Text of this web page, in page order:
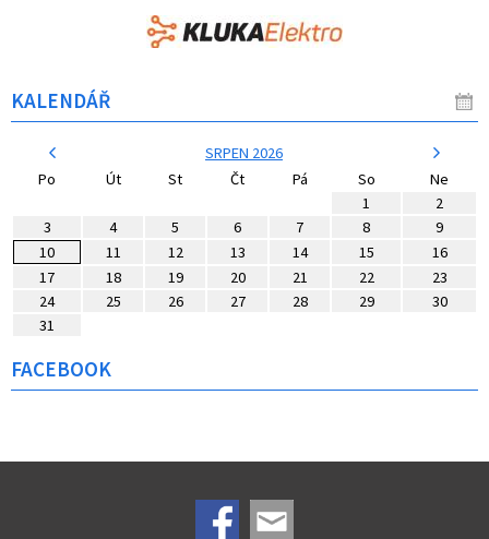
KALENDÁŘ
SRPEN 2026
Po
Út St Čt Pá So
Ne
1
2
3
4 5 6 7 8
9
10
11 12 13 14 15
16
17
18 19 20 21 22
23
24
25 26 27 28 29
30
31
FACEBOOK